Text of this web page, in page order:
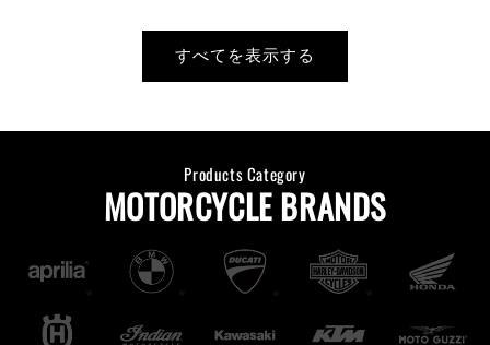
すべてを表示する
Products Category
MOTORCYCLE BRANDS